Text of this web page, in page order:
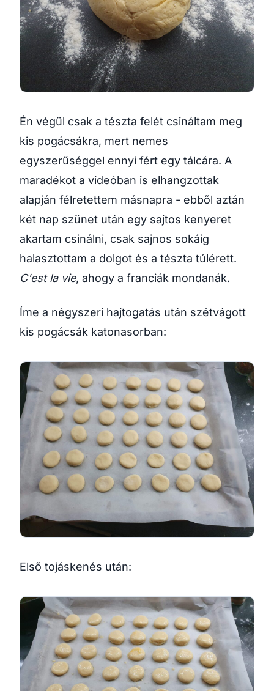
Én végül csak a tészta felét csináltam meg
kis pogácsákra, mert nemes
egyszerűséggel ennyi fért egy tálcára. A
maradékot a videóban is elhangzottak
alapján félretettem másnapra - ebből aztán
két nap szünet után egy sajtos kenyeret
akartam csinálni, csak sajnos sokáig
halasztottam a dolgot és a tészta túlérett.
C'est la vie, ahogy a franciák mondanák.
Íme a négyszeri hajtogatás után szétvágott
kis pogácsák katonasorban:
Első tojáskenés után: